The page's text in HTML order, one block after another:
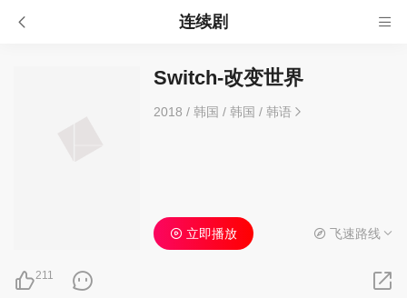
连续剧
Switch-改变世界
2018 / 韩国 / 韩国/ 韩语
211
立即播放 飞速路线